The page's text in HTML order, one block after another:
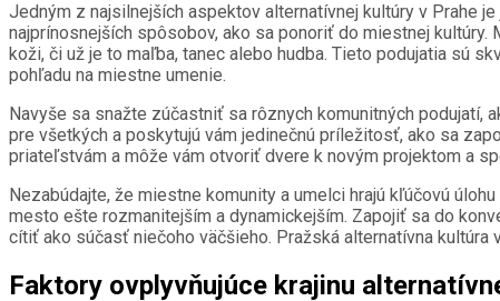
Jedným z najsilnejších aspektov alternatívnej kultúry v Prahe
najprínosnejších spôsobov, ako sa ponoriť do miestnej
koži, či už je to maľba, tanec alebo hudba. Tieto podujatia sú
pohľadu na miestne umenie.
Navyše sa snažte zúčastniť sa rôznych komunitných podujatí,
pre všetkých a poskytujú vám jedinečnú príležitosť, ako sa
priateľstvám a môže vám otvoriť dvere k novým projektom a
Nezabúdajte, že miestne komunity a umelci hrajú kľúčovú
mesto ešte rozmanitejším a dynamickejším. Zapojiť sa do
cítiť ako súčasť niečoho väčšieho. Pražská alternatívna
Faktory ovplyvňujúce krajinu